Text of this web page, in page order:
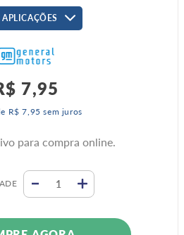
- 2004 A 2020
- 2001 A 2009
- 1994 A 2011
- 1993 A 1998
- 1982 A 1996
7,95
R$ 7 95 sem juros
para compra online.